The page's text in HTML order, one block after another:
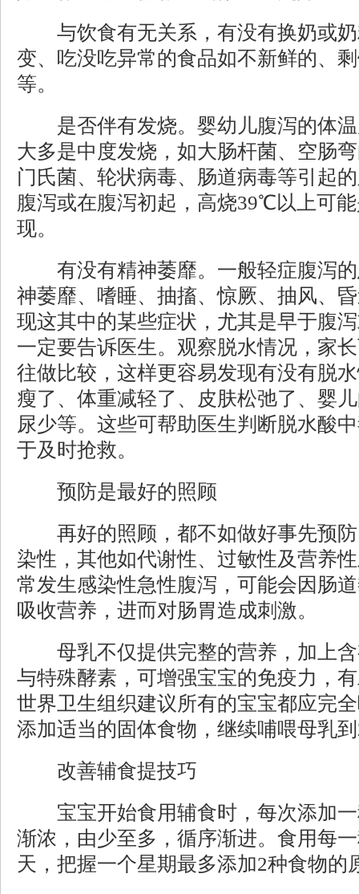
与饮食有无关系，有没有换奶或奶
变、吃没吃异常的食品如不新鲜的、
等。
是否伴有发烧。婴幼儿腹泻的体温
大多是中度发烧，如大肠杆菌、空肠
门氏菌、轮状病毒、肠道病毒等引起
腹泻或在腹泻初起，高烧39℃以上可
现。
有没有精神萎靡。一般轻症腹泻的
神萎靡、嗜睡、抽搐、惊厥、抽风、
现这其中的某些症状，尤其是早于腹
一定要告诉医生。观察脱水情况，家
往做比较，这样更容易发现有没有脱
瘦了、体重减轻了、皮肤松弛了、婴
尿少等。这些可帮助医生判断脱水酸
于及时抢救。
预防是最好的照顾
再好的照顾，都不如做好事先预防
染性，其他如代谢性、过敏性及营养
常发生感染性急性腹泻，可能会因肠
吸收营养，进而对肠胃造成刺激。
母乳不仅提供完整的营养，加上含
与特殊酵素，可增强宝宝的免疫力，
世界卫生组织建议所有的宝宝都应完
添加适当的固体食物，继续哺喂母乳
改善辅食提技巧
宝宝开始食用辅食时，每次添加一
渐浓，由少至多，循序渐进。食用每
天，把握一个星期最多添加2种食物的